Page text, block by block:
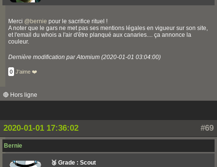
Merci @ bernie pour le sacrifice rituel !
A noter que le gars ne met pas ses mentions légales en vigueur sur son site,
et l'email du whois a l'air d'être planqué aux canaries.... ça annonce la
couleur.
Dernière modification par Atomium (2020-01-01 03:04:00)
0 J'aime ❤️
🔴 Hors ligne
#69
2020-01-01 17:36:02
Bernie
🥉 Grade : Scout